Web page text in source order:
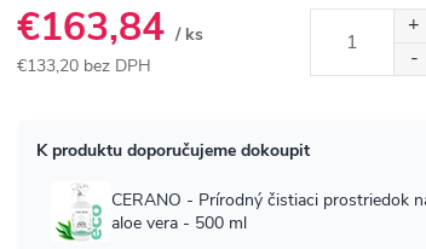
€163,84 / ks
€133,20 bez DPH